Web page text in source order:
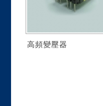
高頻變壓器